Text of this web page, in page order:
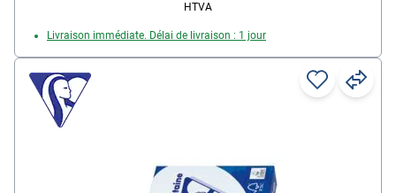
HTVA
Livraison immédiate. Délai de livraison : 1 jour